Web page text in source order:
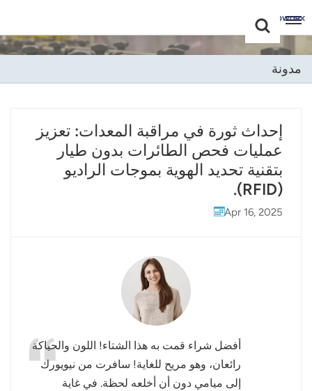
+86 -18681515767
English
Deutsch
Русский
Italiano
Português
Nederland
日语
مدونة
إحداث ثورة في مراقبة المعدات: تعزيز
عمليات فحص الطائرات بدون طيار
بتقنية تحديد الهوية بموجات الراديو
(RFID).
Apr 16, 2025
أفضل شراء قمت به هذا الشتاء! اللون والحياكة
رائعان، وهو مريح للغاية! سافرت من نيويورك
إلى ميامي دون أن أخلعه لحظة. في غاية